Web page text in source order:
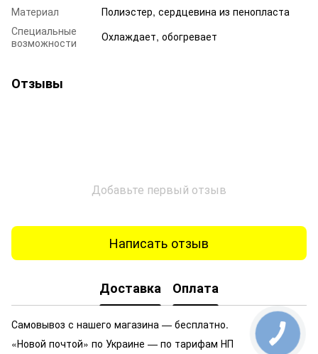
Материал
Полиэстер, сердцевина из пенопласта
Специальные
возможности
Охлаждает, обогревает
Отзывы
Добавьте первый отзыв
Написать отзыв
Доставка Оплата
Самовывоз с нашего магазина — бесплатно.
«Новой почтой» по Украине — по тарифам НП